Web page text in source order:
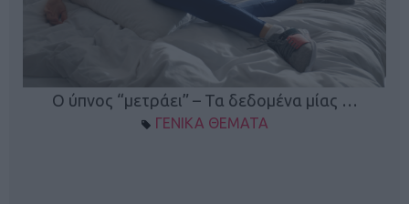
Ο ύπνος “μετράει” – Τα δεδομένα μίας …
ΓΕΝΙΚΑ ΘΕΜΑΤΑ